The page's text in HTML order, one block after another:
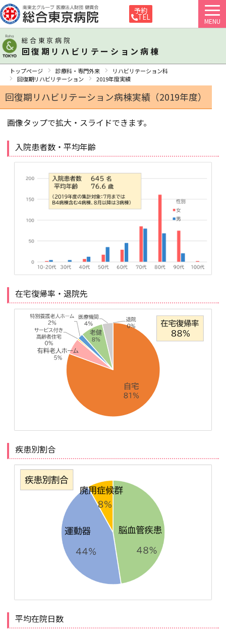
予約
TEL MENU
総合東京病院
回復期リハビリテーション病棟
トップページ 診療科・専門外来
リハビリテーション科
回復期リハビリテーション
2019年度実績
回復期リハビリテーション病棟実績（2019年度）
画像タップで拡大・スライドできます。
入院患者数・平均年齢
在宅復帰率・退院先
疾患別割合
平均在院日数